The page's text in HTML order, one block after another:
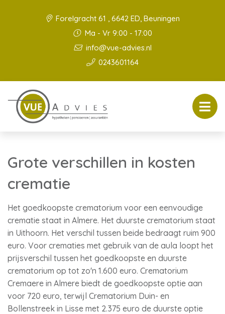
Forelgracht 61 , 6642 ED, Beuningen
Ma - Vr 9:00 - 17:00
info@vue-advies.nl
0243601164
Grote verschillen in kosten
crematie
Het goedkoopste crematorium voor een eenvoudige
crematie staat in Almere. Het duurste crematorium staat
in Uithoorn. Het verschil tussen beide bedraagt ruim 900
euro. Voor crematies met gebruik van de aula loopt het
prijsverschil tussen het goedkoopste en duurste
crematorium op tot zo'n 1.600 euro. Crematorium
Cremaere in Almere biedt de goedkoopste optie aan
voor 720 euro, terwijl Crematorium Duin- en
Bollenstreek in Lisse met 2.375 euro de duurste optie